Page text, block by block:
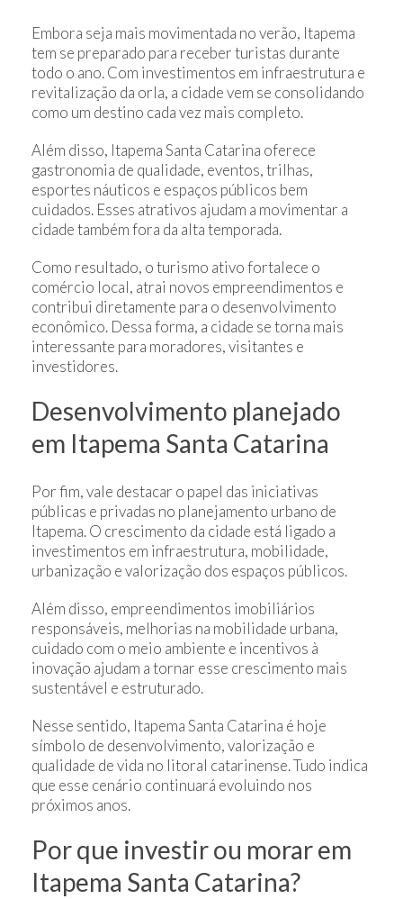
Embora seja mais movimentada no verão, Itapema
tem se preparado para receber turistas durante
todo o ano. Com investimentos em infraestrutura e
revitalização da orla, a cidade vem se consolidando
como um destino cada vez mais completo.
Além disso, Itapema Santa Catarina oferece
gastronomia de qualidade, eventos, trilhas,
esportes náuticos e espaços públicos bem
cuidados. Esses atrativos ajudam a movimentar a
cidade também fora da alta temporada.
Como resultado, o turismo ativo fortalece o
comércio local, atrai novos empreendimentos e
contribui diretamente para o desenvolvimento
econômico. Dessa forma, a cidade se torna mais
interessante para moradores, visitantes e
investidores.
Desenvolvimento planejado
em Itapema Santa Catarina
Por fim, vale destacar o papel das iniciativas
públicas e privadas no planejamento urbano de
Itapema. O crescimento da cidade está ligado a
investimentos em infraestrutura, mobilidade,
urbanização e valorização dos espaços públicos.
Além disso, empreendimentos imobiliários
responsáveis, melhorias na mobilidade urbana,
cuidado com o meio ambiente e incentivos à
inovação ajudam a tornar esse crescimento mais
sustentável e estruturado.
Nesse sentido, Itapema Santa Catarina é hoje
símbolo de desenvolvimento, valorização e
qualidade de vida no litoral catarinense. Tudo indica
que esse cenário continuará evoluindo nos
próximos anos.
Por que investir ou morar em
Itapema Santa Catarina?